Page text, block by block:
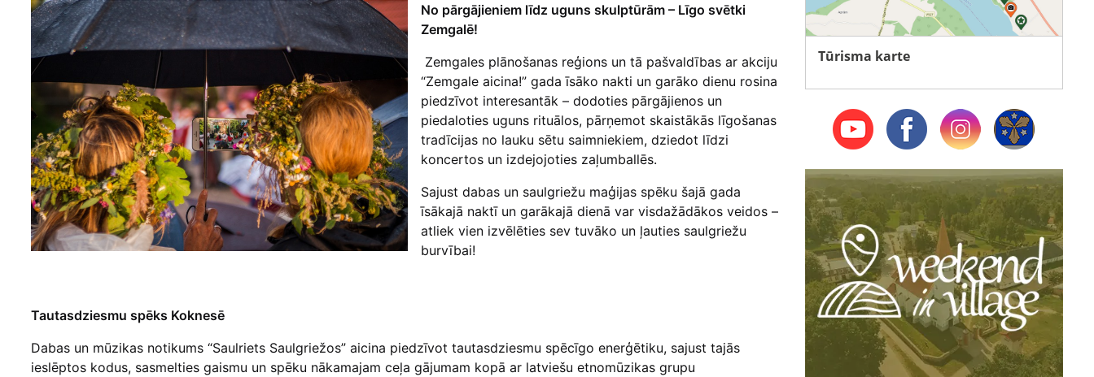
No pārgājieniem līdz uguns skulptūrām – Līgo svētki
Zemgalē!
Zemgales plānošanas reģions un tā pašvaldības ar akciju
“Zemgale aicina!” gada īsāko nakti un garāko dienu rosina
piedzīvot interesantāk – dodoties pārgājienos un
piedaloties uguns rituālos, pārņemot skaistākās līgošanas
tradīcijas no lauku sētu saimniekiem, dziedot līdzi
koncertos un izdejojoties zaļumballēs.
Sajust dabas un saulgriežu maģijas spēku šajā gada
īsākajā naktī un garākajā dienā var visdažādākos veidos –
atliek vien izvēlēties sev tuvāko un ļauties saulgriežu
burvībai!
Tautasdziesmu spēks Koknesē
Dabas un mūzikas notikums “Saulriets Saulgriežos” aicina piedzīvot tautasdziesmu spēcīgo enerģētiku, sajust tajās
ieslēptos kodus, sasmelties gaismu un spēku nākamajam ceļa gājumam kopā ar latviešu etnomūzikas grupu
Tūrisma karte